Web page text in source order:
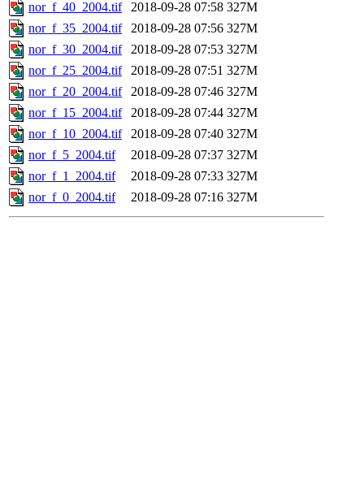
nor_f_40_2004.tif
2018-09-28 07:58 327M
nor_f_35_2004.tif
2018-09-28 07:56 327M
nor_f_30_2004.tif
2018-09-28 07:53 327M
nor_f_25_2004.tif
2018-09-28 07:51 327M
nor_f_20_2004.tif
2018-09-28 07:46 327M
nor_f_15_2004.tif
2018-09-28 07:44 327M
nor_f_10_2004.tif
2018-09-28 07:40 327M
nor_f_5_2004.tif
2018-09-28 07:37 327M
nor_f_1_2004.tif
2018-09-28 07:33 327M
nor_f_0_2004.tif
2018-09-28 07:16 327M